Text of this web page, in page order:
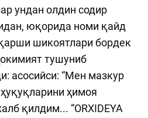
ундан олдин содир
юқорида номи қайд
шикоятлари бордек
тушуниб
асосийси: “Мен мазкур
ҳимоя
қилдим... “ORXIDEYA